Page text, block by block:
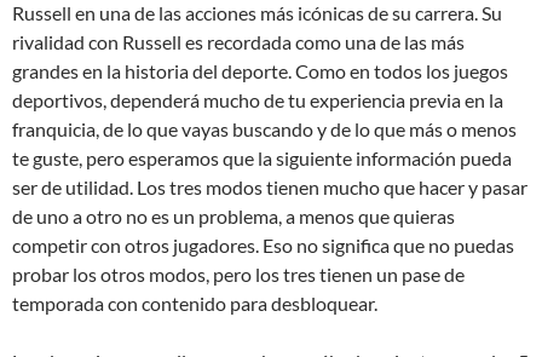
Russell en una de las acciones más icónicas de su carrera. Su
rivalidad con Russell es recordada como una de las más
grandes en la historia del deporte. Como en todos los juegos
deportivos, dependerá mucho de tu experiencia previa en la
franquicia, de lo que vayas buscando y de lo que más o menos
te guste, pero esperamos que la siguiente información pueda
ser de utilidad. Los tres modos tienen mucho que hacer y pasar
de uno a otro no es un problema, a menos que quieras
competir con otros jugadores. Eso no significa que no puedas
probar los otros modos, pero los tres tienen un pase de
temporada con contenido para desbloquear.